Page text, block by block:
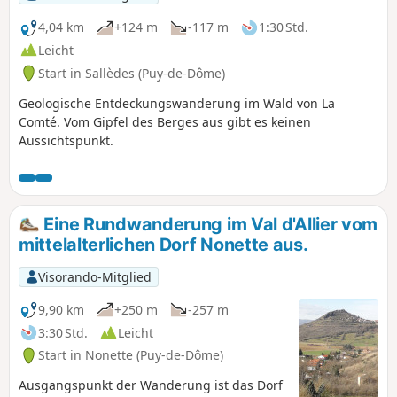
4,04 km
+124 m -117 m
1:30 Std.
Leicht
Start in Sallèdes (Puy-de-Dôme)
Geologische Entdeckungswanderung im Wald von La
Comté. Vom Gipfel des Berges aus gibt es keinen
Aussichtspunkt.
Eine Rundwanderung im Val d'Allier vom
mittelalterlichen Dorf Nonette aus.
Visorando-Mitglied
9,90 km
+250 m
-257 m
3:30 Std.
Leicht
Start in Nonette (Puy-de-Dôme)
Ausgangspunkt der Wanderung ist das Dorf